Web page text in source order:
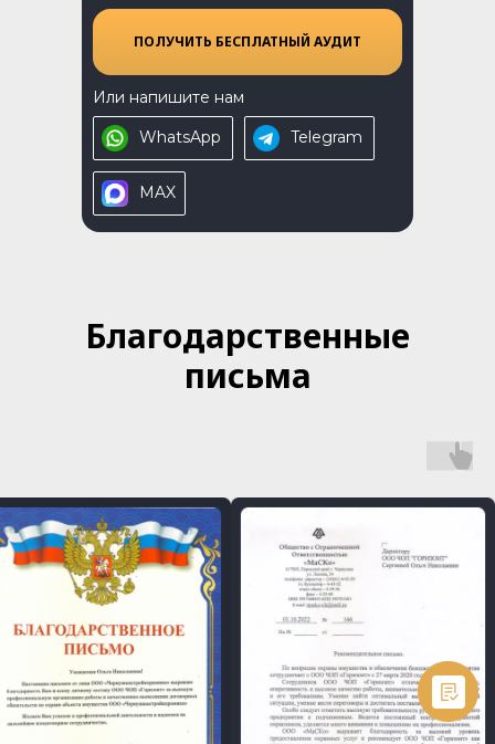
ПОЛУЧИТЬ БЕСПЛАТНЫЙ АУДИТ
Или напишите нам
WhatsApp
Telegram
MAX
Благодарственные
письма